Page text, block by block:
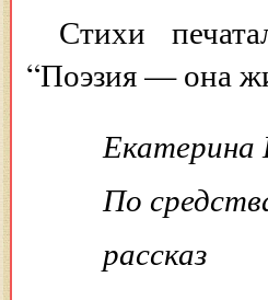
Стихи
“Поэзия — она
Екатерина
По
рассказ